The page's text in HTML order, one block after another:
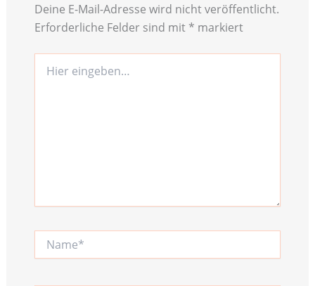
Deine E-Mail-Adresse wird nicht veröffentlicht.
Erforderliche Felder sind mit * markiert
eingeben…